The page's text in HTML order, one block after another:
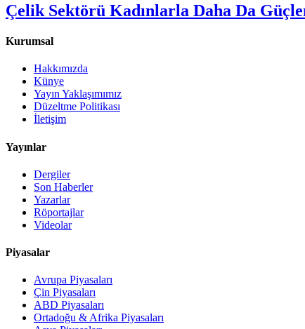
Çelik Sektörü Kadınlarla Daha Da
Kurumsal
Hakkımızda
Künye
Yayın Yaklaşımımız
Düzeltme Politikası
İletişim
Yayınlar
Dergiler
Son Haberler
Yazarlar
Röportajlar
Videolar
Piyasalar
Avrupa Piyasaları
Çin Piyasaları
ABD Piyasaları
Ortadoğu & Afrika Piyasaları